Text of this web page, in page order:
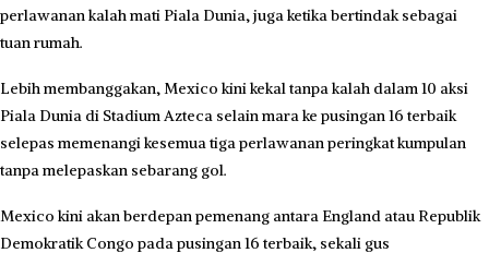
perlawanan kalah mati Piala Dunia, juga ketika bertindak sebagai
tuan rumah.
Lebih membanggakan, Mexico kini kekal tanpa kalah dalam 10 aksi
Piala Dunia di Stadium Azteca selain mara ke pusingan 16 terbaik
selepas memenangi kesemua tiga perlawanan peringkat kumpulan
tanpa melepaskan sebarang gol.
Mexico kini akan berdepan pemenang antara England atau Republik
Demokratik Congo pada pusingan 16 terbaik, sekali gus